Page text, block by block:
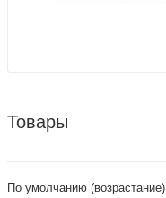
Товары
По умолчанию (возрастание)